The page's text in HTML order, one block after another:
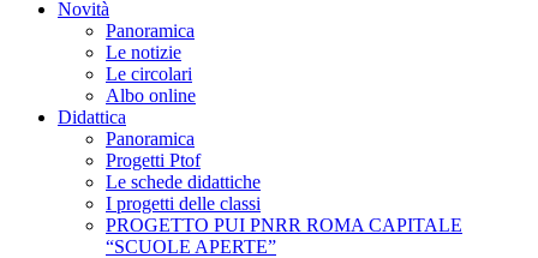
Novità
Panoramica
Le notizie
Le circolari
Albo online
Didattica
Panoramica
Progetti Ptof
Le schede didattiche
I progetti delle classi
PROGETTO PUI PNRR ROMA CAPITALE
“SCUOLE APERTE”